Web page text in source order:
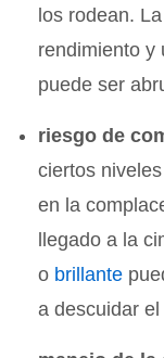
los rodean.
rendimiento y
puede ser
riesgo de
ciertos
en la
llegado a la
o brillante
a descuidar